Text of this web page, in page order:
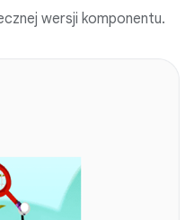
wersji komponentu.